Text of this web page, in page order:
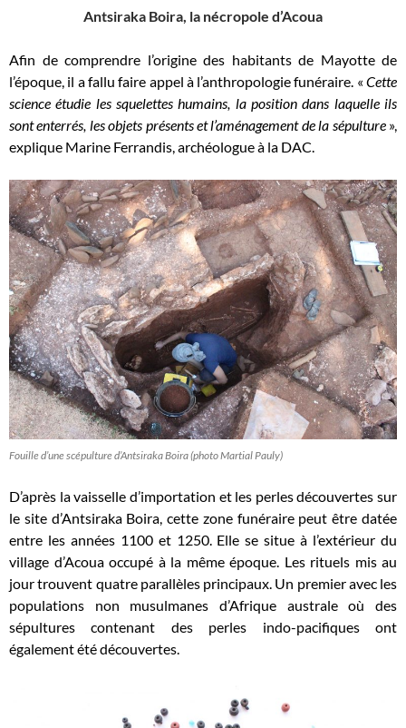
Antsiraka Boira, la nécropole d’Acoua
Afin de comprendre l’origine des habitants de Mayotte de
l’époque, il a fallu faire appel à l’anthropologie funéraire. « Cette
science étudie les squelettes humains, la position dans laquelle ils
sont enterrés, les objets présents et l’aménagement de la sépulture»,
explique Marine Ferrandis, archéologue à la DAC.
Fouille d’une scépulture d’Antsiraka Boira (photo Martial Pauly)
D’après la vaisselle d’importation et les perles découvertes sur
le site d’Antsiraka Boira, cette zone funéraire peut être datée
entre les années 1100 et 1250. Elle se situe à l’extérieur du
village d’Acoua occupé à la même époque. Les rituels mis au
jour trouvent quatre parallèles principaux. Un premier avec les
populations non musulmanes d’Afrique australe où des
sépultures contenant des perles indo-pacifiques ont
également été découvertes.